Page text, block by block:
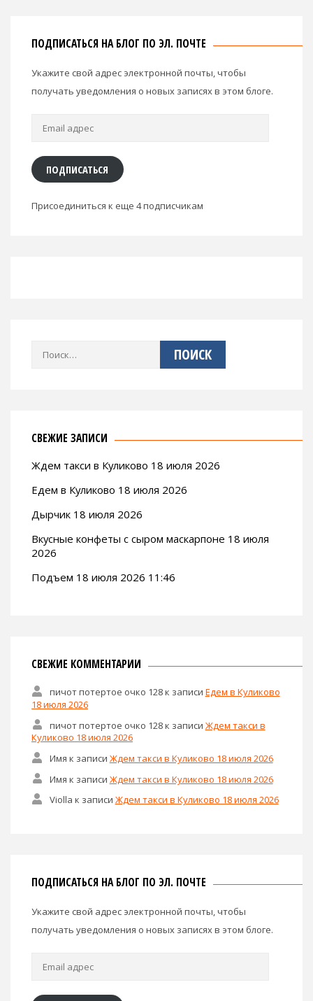
ПОДПИСАТЬСЯ НА БЛОГ ПО ЭЛ. ПОЧТЕ
Укажите свой адрес электронной почты, чтобы
получать уведомления о новых записях в этом блоге.
Email
ПОДПИСАТЬСЯ
Присоединиться к еще 4 подписчикам
Найти:
СВЕЖИЕ ЗАПИСИ
Ждем такси в Куликово 18 июля 2026
Едем в Куликово 18 июля 2026
Дырчик 18 июля 2026
Вкусные конфеты с сыром маскарпоне 18 июля
2026
Подъем 18 июля 2026 11:46
СВЕЖИЕ КОММЕНТАРИИ
пичот потертое очко 128к записи Едем в Куликово
18 июля 2026
пичот потертое очко 128к записи Ждем такси в
Куликово 18 июля 2026
Имя к записи Ждем такси в Куликово 18 июля 2026
Имя к записи Ждем такси в Куликово 18 июля 2026
Violla к записи Ждем такси в Куликово 18 июля 2026
ПОДПИСАТЬСЯ НА БЛОГ ПО ЭЛ. ПОЧТЕ
Укажите свой адрес электронной почты, чтобы
получать уведомления о новых записях в этом блоге.
Email